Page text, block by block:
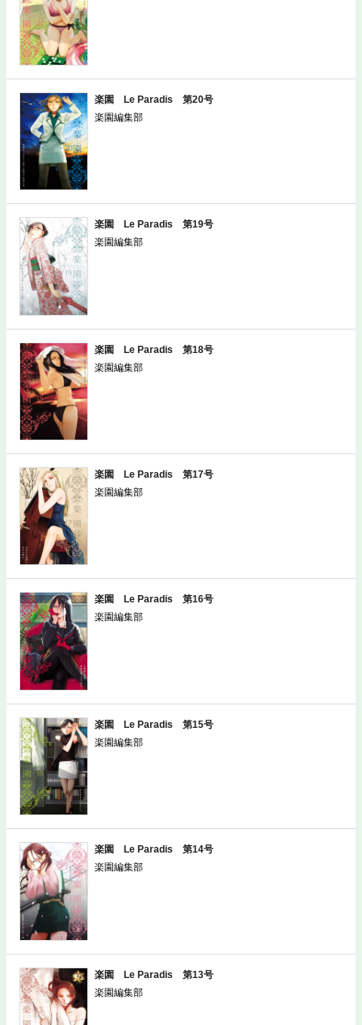
楽園 Le Paradis 第20号
楽園編集部
楽園 Le Paradis 第19号
楽園編集部
楽園 Le Paradis 第18号
楽園編集部
楽園 Le Paradis 第17号
楽園編集部
楽園 Le Paradis 第16号
楽園編集部
楽園 Le Paradis 第15号
楽園編集部
楽園 Le Paradis 第14号
楽園編集部
楽園 Le Paradis 第13号
楽園編集部